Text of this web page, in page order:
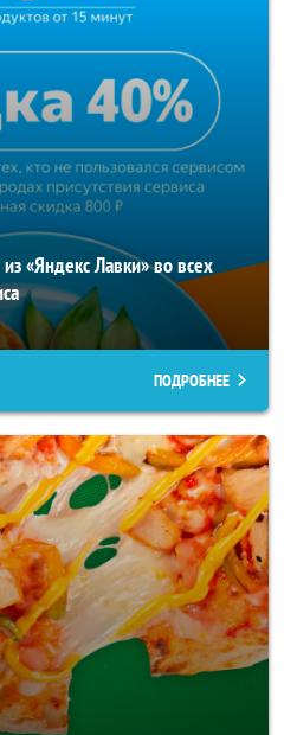
«Яндекс Лавки» во всех
ПОДРОБНЕЕ